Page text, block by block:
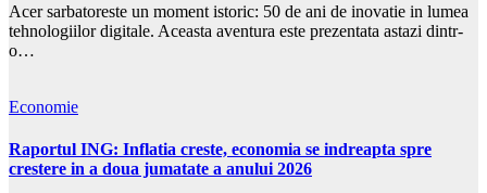
Acer sarbatoreste un moment istoric: 50 de ani de inovatie in lumea
tehnologiilor digitale. Aceasta aventura este prezentata astazi dintr-
o…
Economie
Raportul ING: Inflatia creste, economia se indreapta spre
crestere in a doua jumatate a anului 2026